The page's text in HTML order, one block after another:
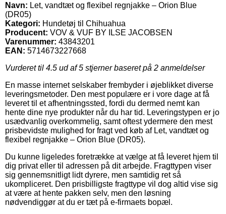
Navn: Let, vandtæt og flexibel regnjakke – Orion Blue
(DR05)
Kategori: Hundetøj til Chihuahua
Producent: VOV & VUF BY ILSE JACOBSEN
Varenummer: 43843201
EAN: 5714673227668
Vurderet til 4.5 ud af 5 stjerner baseret på 2 anmeldelser
En masse internet selskaber frembyder i øjeblikket diverse
leveringsmetoder. Den mest populære er i vore dage at få
leveret til et afhentningssted, fordi du dermed nemt kan
hente dine nye produkter når du har tid. Leveringstypen er jo
usædvanlig overkommelig, samt oftest ydermere den mest
prisbevidste mulighed for fragt ved køb af Let, vandtæt og
flexibel regnjakke – Orion Blue (DR05).
Du kunne ligeledes foretrække at vælge at få leveret hjem til
dig privat eller til adressen på dit arbejde. Fragttypen viser
sig gennemsnitligt lidt dyrere, men samtidig ret så
ukompliceret. Den prisbilligste fragttype vil dog altid vise sig
at være at hente pakken selv, men den løsning
nødvendiggør at du er tæt på e-firmaets bopæl.